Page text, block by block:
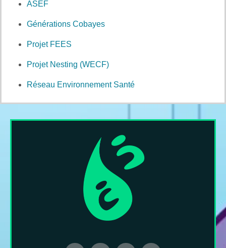
ASEF
Générations Cobayes
Projet FEES
Projet Nesting (WECF)
Réseau Environnement Santé